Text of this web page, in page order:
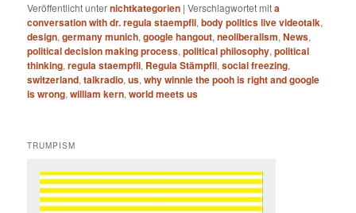
Veröffentlicht unternichtkategorien |Verschlagwortet mita
conversation with dr. regula staempfli,body politics live videotalk,
design,germany munich,google hangout,neoliberalism,News,
political decision making process,political philosophy,political
thinking,regula staempfli, Regula Stämpfli,social freezing,
switzerland,talkradio,us,why winnie the pooh is right and google
is wrong,william kern,world meets us
TRUMPISM